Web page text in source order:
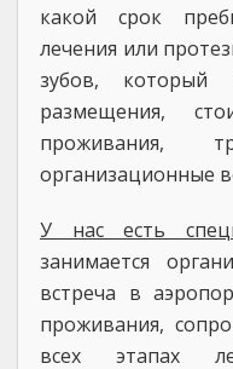
какой срок
лечения или
зубов, который
размещения,
организационные
У нас есть
занимается
встреча в
проживания,
всех этапах